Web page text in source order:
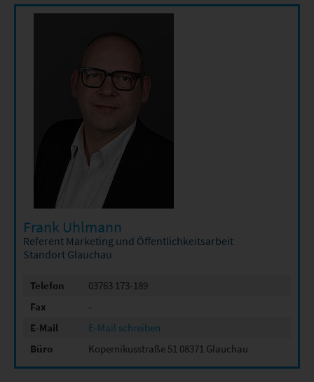
Frank Uhlmann
Referent Marketing und Öffentlichkeitsarbeit
Standort Glauchau
Telefon
03763 173-189
Fax
-
E-Mail
E-Mail schreiben
Büro
Kopernikusstraße 51 08371 Glauchau